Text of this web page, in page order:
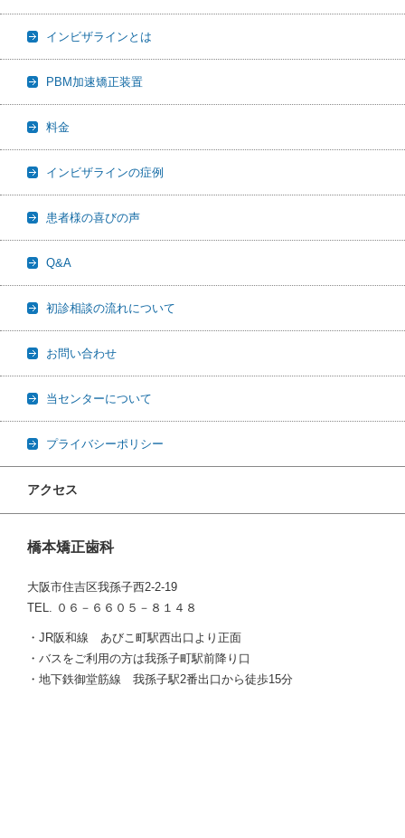
インビザラインとは
PBM加速矯正装置
料金
インビザラインの症例
患者様の喜びの声
Q&A
初診相談の流れについて
お問い合わせ
当センターについて
プライバシーポリシー
アクセス
橋本矯正歯科
大阪市住吉区我孫子西2-2-19
TEL. ０６－６６０５－８１４８
・JR阪和線 あびこ町駅西出口より正面
・バスをご利用の方は我孫子町駅前降り口
・地下鉄御堂筋線 我孫子駅2番出口から徒歩15分